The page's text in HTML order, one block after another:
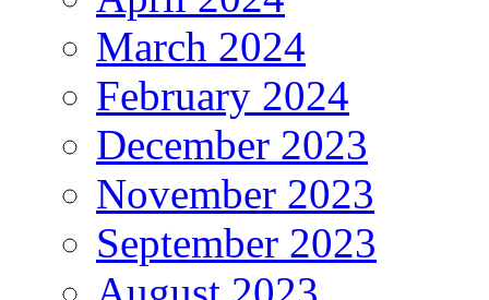
March 2024
February 2024
December 2023
November 2023
September 2023